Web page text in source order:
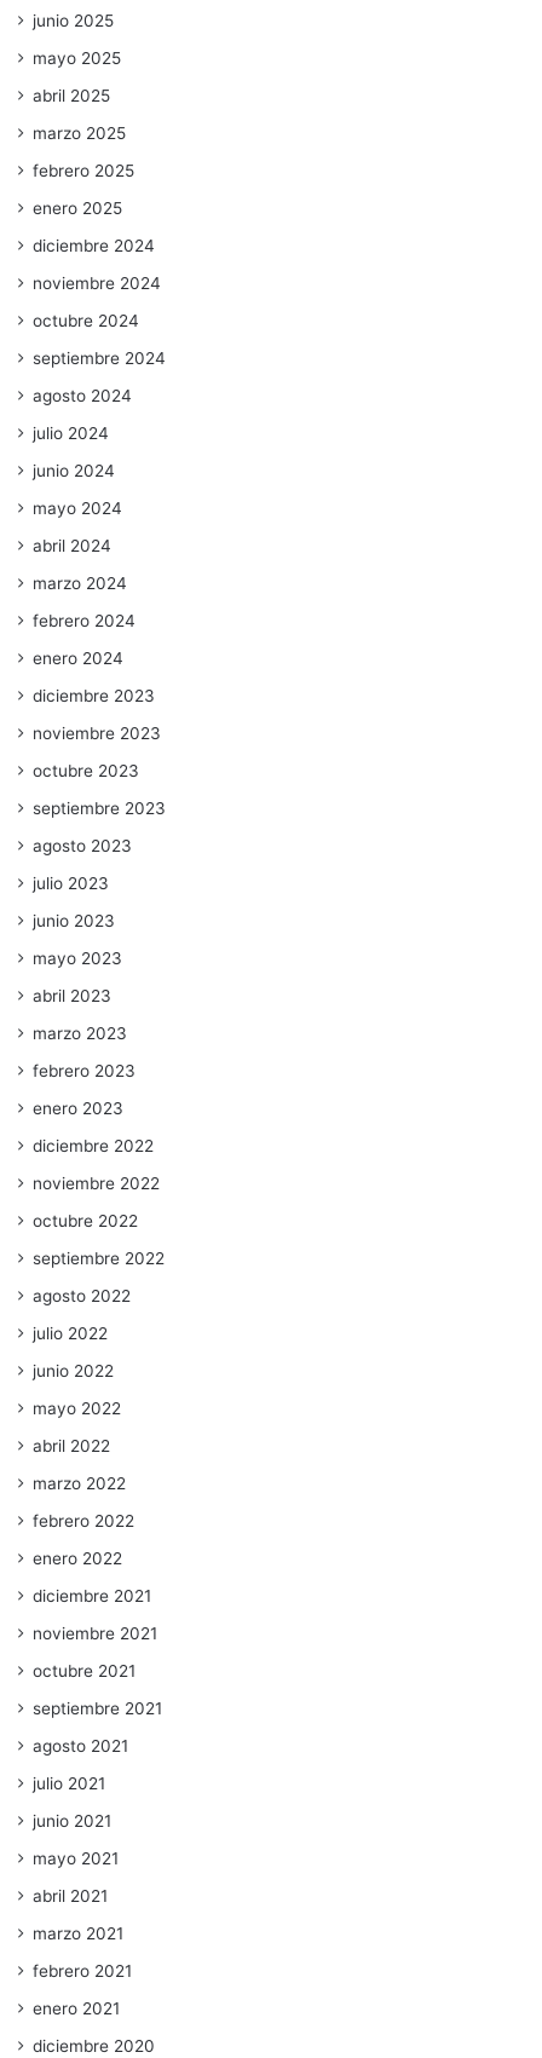
junio 2025
mayo 2025
abril 2025
marzo 2025
febrero 2025
enero 2025
diciembre 2024
noviembre 2024
octubre 2024
septiembre 2024
agosto 2024
julio 2024
junio 2024
mayo 2024
abril 2024
marzo 2024
febrero 2024
enero 2024
diciembre 2023
noviembre 2023
octubre 2023
septiembre 2023
agosto 2023
julio 2023
junio 2023
mayo 2023
abril 2023
marzo 2023
febrero 2023
enero 2023
diciembre 2022
noviembre 2022
octubre 2022
septiembre 2022
agosto 2022
julio 2022
junio 2022
mayo 2022
abril 2022
marzo 2022
febrero 2022
enero 2022
diciembre 2021
noviembre 2021
octubre 2021
septiembre 2021
agosto 2021
julio 2021
junio 2021
mayo 2021
abril 2021
marzo 2021
febrero 2021
enero 2021
diciembre 2020